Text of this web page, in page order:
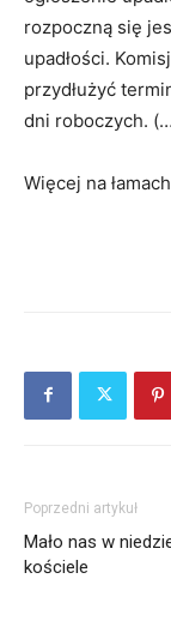
rozpoczną się
upadłości.
przydłużyć
dni roboczych.
Więcej na
Poprzedni artykuł
Mało nas w
kościele